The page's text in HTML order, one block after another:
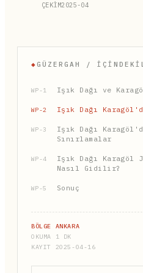
ÇEKİM2025-04
◆ GÜZERGAH /
WP-1 Işık Dağı ve
WP-2 Işık Dağı
WP-3
Işık Dağı
Sınırlamalar
WP-4
Işık Dağı Karagöl
Nasıl Gidilir?
WP-5 Sonuç
BÖLGE ANKARA
OKUMA 1 DK
KAYIT 2025-04-16